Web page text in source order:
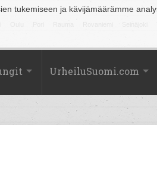
tukemiseen ja kävijämäärämme
UrheiluSuomi.com